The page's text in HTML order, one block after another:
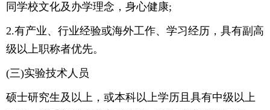
同学校文化及办学理念，身心健康;
2.有产业、行业经验或海外工作、学习经历，具有副高
级以上职称者优先。
(三)实验技术人员
硕士研究生及以上，或本科以上学历且具有中级以上